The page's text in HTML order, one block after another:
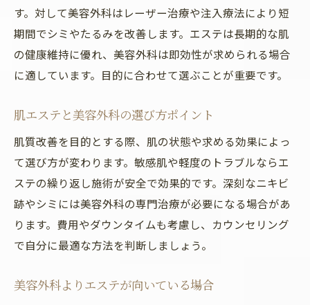
す。対して美容外科はレーザー治療や注入療法により短
期間でシミやたるみを改善します。エステは長期的な肌
の健康維持に優れ、美容外科は即効性が求められる場合
に適しています。目的に合わせて選ぶことが重要です。
肌エステと美容外科の選び方ポイント
肌質改善を目的とする際、肌の状態や求める効果によっ
て選び方が変わります。敏感肌や軽度のトラブルならエ
ステの繰り返し施術が安全で効果的です。深刻なニキビ
跡やシミには美容外科の専門治療が必要になる場合があ
ります。費用やダウンタイムも考慮し、カウンセリング
で自分に最適な方法を判断しましょう。
美容外科よりエステが向いている場合